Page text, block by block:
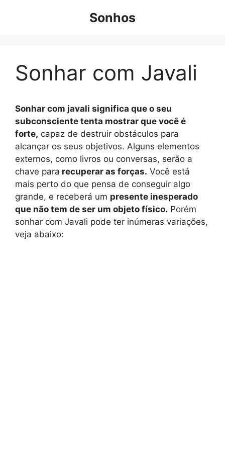
Sonhos
Sonhar com Javali
Sonhar com javali significa que o seu
subconsciente tenta mostrar que você é
forte, capaz de destruir obstáculos para
alcançar os seus objetivos. Alguns elementos
externos, como livros ou conversas, serão a
chave para recuperar as forças. Você está
mais perto do que pensa de conseguir algo
grande, e receberá um presente inesperado
que não tem de ser um objeto físico. Porém
sonhar com Javali pode ter inúmeras variações,
veja abaixo: